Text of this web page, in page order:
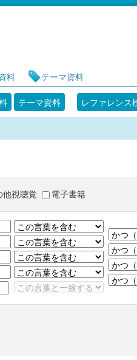
書検索・予約システム
料 テーマ資料
テーマ資料 レファレンス
他視聴覚 電子書籍